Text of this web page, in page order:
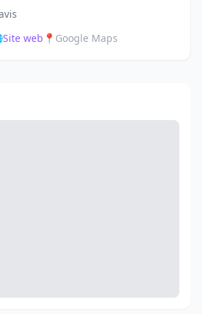
Site web 📍 Google Maps